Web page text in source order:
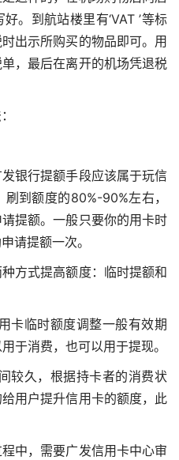
。到航站楼里有‘VAT ’等标
出示所购买的物品即可。用
，最后在离开的机场凭退税
银行提额手段应该属于玩信
到额度的80%-90%左右，
提额。一般只要你的用卡时
请提额一次。
方式提高额度：临时提额和
卡临时额度调整一般有效期
于消费，也可以用于提现。
较久，根据持卡者的消费状
用户提升信用卡的额度，此
中，需要广发信用卡中心审